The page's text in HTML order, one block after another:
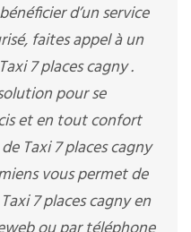
d’un service
faites appel à un
7 places cagny .
pour se
et en tout confort
Taxi 7 places cagny
vous permet de
7 places cagny en